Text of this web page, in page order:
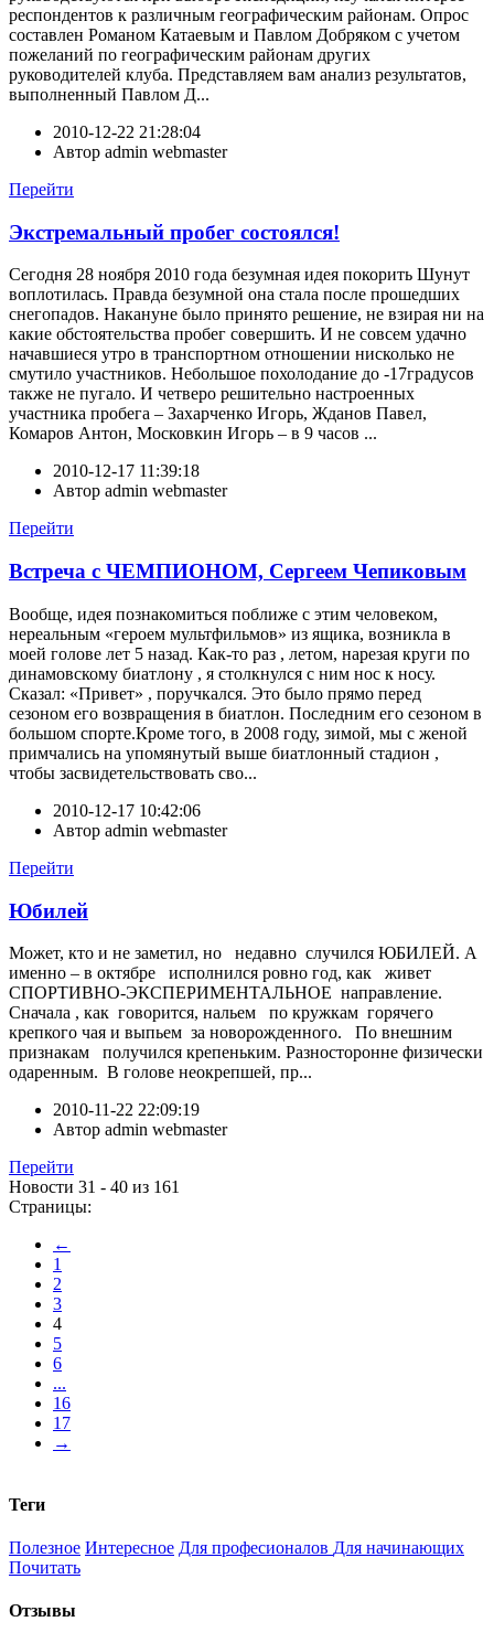
респондентов к различным географическим районам. Опрос
составлен Романом Катаевым и Павлом Добряком с учетом
пожеланий по географическим районам других
руководителей клуба. Представляем вам анализ результатов,
выполненный Павлом Д...
2010-12-22 21:28:04
Автор admin webmaster
Перейти
Экстремальный пробег состоялся!
Сегодня 28 ноября 2010 года безумная идея покорить Шунут
воплотилась. Правда безумной она стала после прошедших
снегопадов. Накануне было принято решение, не взирая ни на
какие обстоятельства пробег совершить. И не совсем удачно
начавшиеся утро в транспортном отношении нисколько не
смутило участников. Небольшое похолодание до -17градусов
также не пугало. И четверо решительно настроенных
участника пробега – Захарченко Игорь, Жданов Павел,
Комаров Антон, Московкин Игорь – в 9 часов ...
2010-12-17 11:39:18
Автор admin webmaster
Перейти
Встреча с ЧЕМПИОНОМ, Сергеем Чепиковым
Вообще, идея познакомиться поближе с этим человеком,
нереальным «героем мультфильмов» из ящика, возникла в
моей голове лет 5 назад. Как-то раз , летом, нарезая круги по
динамовскому биатлону , я столкнулся с ним нос к носу.
Сказал: «Привет» , поручкался. Это было прямо перед
сезоном его возвращения в биатлон. Последним его сезоном в
большом спорте.Кроме того, в 2008 году, зимой, мы с женой
примчались на упомянутый выше биатлонный стадион ,
чтобы засвидетельствовать сво...
2010-12-17 10:42:06
Автор admin webmaster
Перейти
Юбилей
Может, кто и не заметил, но недавно случился ЮБИЛЕЙ. А
именно – в октябре исполнился ровно год, как живет
СПОРТИВНО-ЭКСПЕРИМЕНТАЛЬНОЕ направление.
Сначала , как говорится, нальем по кружкам горячего
крепкого чая и выпьем за новорожденного. По внешним
признакам получился крепеньким. Разносторонне физически
одаренным. В голове неокрепшей, пр...
2010-11-22 22:09:19
Автор admin webmaster
Перейти
Новости 31 - 40 из 161
Страницы:
←
1
2
3
4
5
6
...
16
17
→
Теги
Полезное Интересное Для професионалов Для начинающих
Почитать
Отзывы